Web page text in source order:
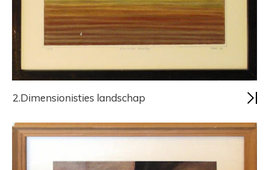
2.Dimensionisties landschap